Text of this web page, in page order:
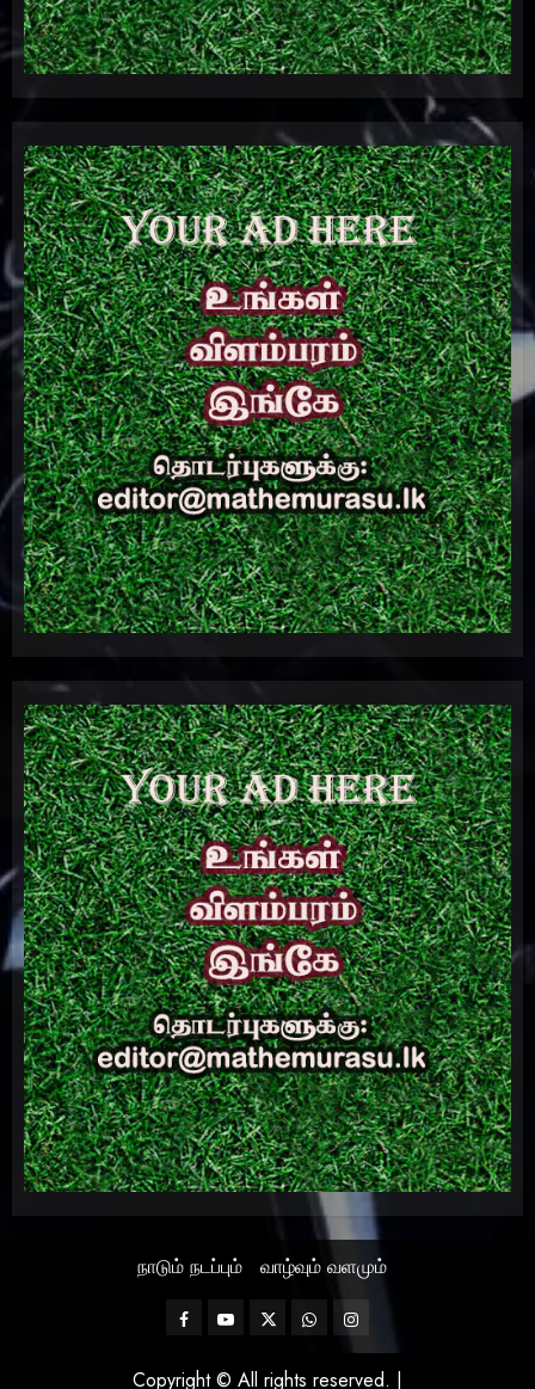
நாடும் நடப்பும் வாழ்வும் வளமும்
FacebookMathemurasu
TwitterWhatsAppInstagram
Copyright © All rights reserved. |